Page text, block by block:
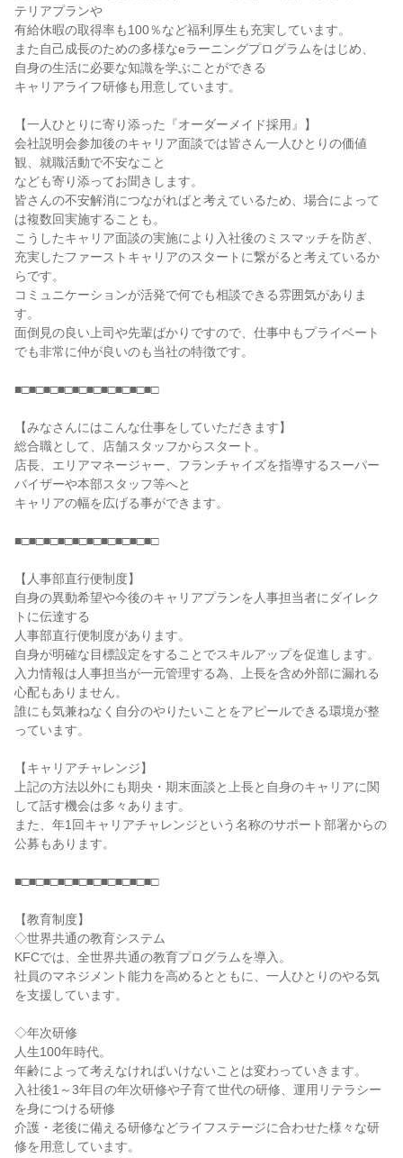
テリアプランや
有給休暇の取得率も100％など福利厚生も充実しています。
また自己成長のための多様なeラーニングプログラムをはじめ、
自身の生活に必要な知識を学ぶことができる
キャリアライフ研修も用意しています。
【一人ひとりに寄り添った『オーダーメイド採用』】
会社説明会参加後のキャリア面談では皆さん一人ひとりの価値
観、就職活動で不安なこと
なども寄り添ってお聞きします。
皆さんの不安解消につながればと考えているため、場合によって
は複数回実施することも。
こうしたキャリア面談の実施により入社後のミスマッチを防ぎ、
充実したファーストキャリアのスタートに繋がると考えているか
らです。
コミュニケーションが活発で何でも相談できる雰囲気がありま
す。
面倒見の良い上司や先輩ばかりですので、仕事中もプライベート
でも非常に仲が良いのも当社の特徴です。
■□■□■□■□■□■□■□■□■□■□
【みなさんにはこんな仕事をしていただきます】
総合職として、店舗スタッフからスタート。
店長、エリアマネージャー、フランチャイズを指導するスーパー
バイザーや本部スタッフ等へと
キャリアの幅を広げる事ができます。
■□■□■□■□■□■□■□■□■□■□
【人事部直行便制度】
自身の異動希望や今後のキャリアプランを人事担当者にダイレク
トに伝達する
人事部直行便制度があります。
自身が明確な目標設定をすることでスキルアップを促進します。
入力情報は人事担当が一元管理する為、上長を含め外部に漏れる
心配もありません。
誰にも気兼ねなく自分のやりたいことをアピールできる環境が整
っています。
【キャリアチャレンジ】
上記の方法以外にも期央・期末面談と上長と自身のキャリアに関
して話す機会は多々あります。
また、年1回キャリアチャレンジという名称のサポート部署からの
公募もあります。
■□■□■□■□■□■□■□■□■□■□
【教育制度】
◇世界共通の教育システム
KFCでは、全世界共通の教育プログラムを導入。
社員のマネジメント能力を高めるとともに、一人ひとりのやる気
を支援しています。
◇年次研修
人生100年時代。
年齢によって考えなければいけないことは変わっていきます。
入社後1～3年目の年次研修や子育て世代の研修、運用リテラシー
を身につける研修
介護・老後に備える研修などライフステージに合わせた様々な研
修を用意しています。